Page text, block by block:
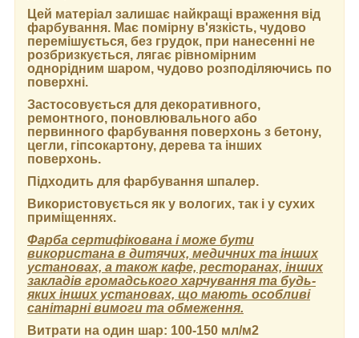
Цей матеріал залишає найкращі враження від
фарбування. Має помірну в'язкість, чудово
перемішується, без грудок, при нанесенні не
розбризкується, лягає рівномірним
однорідним шаром, чудово розподіляючись по
поверхні.
Застосовується для декоративного,
ремонтного, поновлювального або
первинного фарбування поверхонь з бетону,
цегли, гіпсокартону, дерева та інших
поверхонь.
Підходить для фарбування шпалер.
Використовується як у вологих, так і у сухих
приміщеннях.
Фарба сертифікована і може бути
використана в дитячих, медичних та інших
установах, а також кафе, ресторанах, інших
закладів громадського харчування та будь-
яких інших установах, що мають особливі
санітарні вимоги та обмеження.
Витрати на один шар: 100-150 мл/м2